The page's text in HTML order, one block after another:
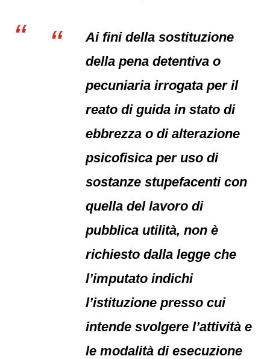
Ai fini della sostituzione
della pena detentiva o
pecuniaria irrogata per il
reato di guida in stato di
ebbrezza o di alterazione
psicofisica per uso di
sostanze stupefacenti con
quella del lavoro di
pubblica utilità, non è
richiesto dalla legge che
l’imputato indichi
l’istituzione presso cui
intende svolgere l’attività e
le modalità di esecuzione